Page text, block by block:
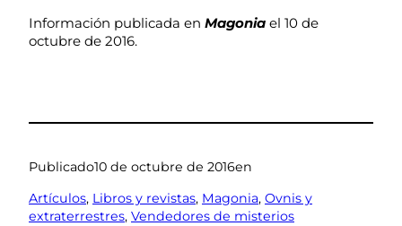
Información publicada en Magonia el 10 de
octubre de 2016.
Publicado10 de octubre de 2016en
Artículos, Libros y revistas, Magonia, Ovnis y
extraterrestres, Vendedores de misterios